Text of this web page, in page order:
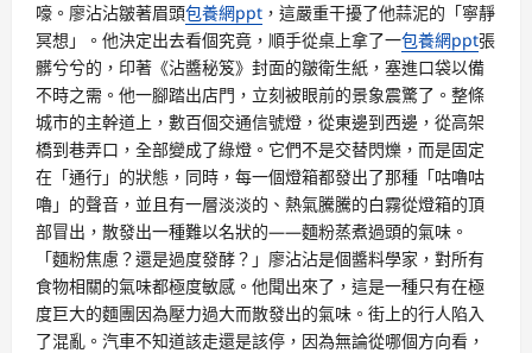
嚎。廖沾沾皺著眉頭包養網ppt ，這嚴重干擾了他蒜泥的「寧靜
冥想」。他決定出去看個究竟，順手從桌上拿了一包養網ppt張
髒兮兮的，印著《沾醬秘笈》封面的皺衛生紙，塞進口袋以備
不時之需。他一腳踏出店門，立刻被眼前的景象震驚了。整條
城市的主幹道上，數百個交通信號燈，從東邊到西邊，從高架
橋到巷弄口，全部變成了綠燈。它們不是交替閃爍，而是固定
在「通行」的狀態，同時，每一個燈箱都發出了那種「咕嚕咕
嚕」的聲音，並且有一層淡淡的、熱氣騰騰的白霧從燈箱的頂
部冒出，散發出一種難以名狀的——麵粉蒸煮過頭的氣味。
「麵粉焦慮？還是過度發酵？」廖沾沾是個醬料學家，對所有
食物相關的氣味都極度敏感。他聞出來了，這是一種只有在極
度巨大的麵團因為壓力過大而散發出的氣味。街上的行人陷入
了混亂。汽車不知道該走還是該停，因為無論從哪個方向看，